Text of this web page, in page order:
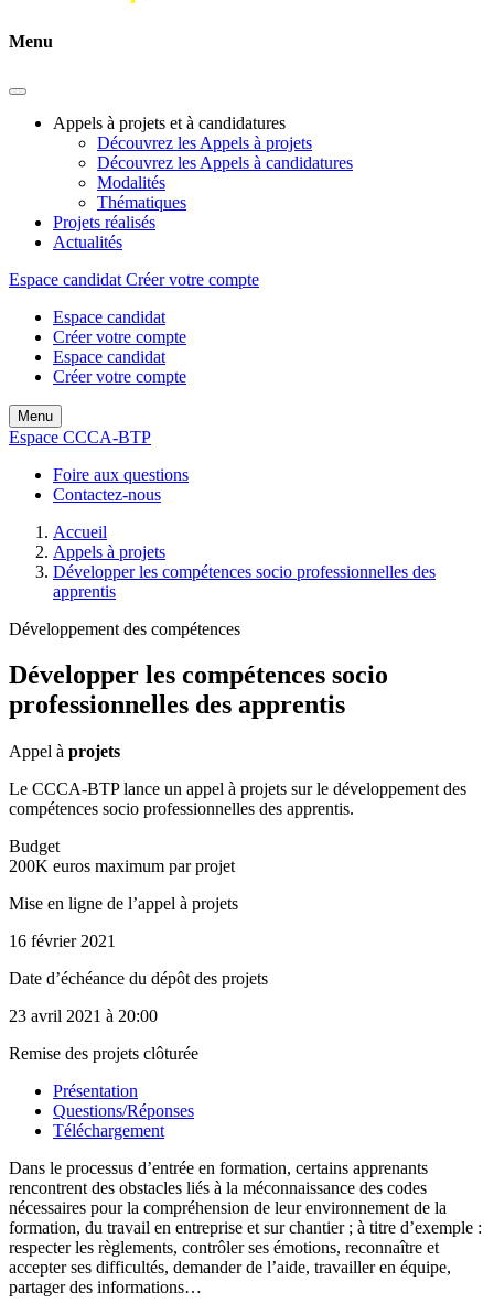
Menu
Appels à projets et à candidatures
Découvrez les Appels à projets
Découvrez les Appels à candidatures
Modalités
Thématiques
Projets réalisés
Actualités
Espace candidat Créer votre compte
Espace candidat
Créer votre compte
Espace candidat
Créer votre compte
Menu
Espace CCCA-BTP
Foire aux questions
Contactez-nous
Accueil
Appels à projets
Développer les compétences socio professionnelles des
apprentis
Développement des compétences
Développer les compétences socio
professionnelles des apprentis
Appel à projets
Le CCCA-BTP lance un appel à projets sur le développement des
compétences socio professionnelles des apprentis.
Budget
200K euros maximum par projet
Mise en ligne de l’appel à projets
16 février 2021
Date d’échéance du dépôt des projets
23 avril 2021 à 20:00
Remise des projets clôturée
Présentation
Questions/Réponses
Téléchargement
Dans le processus d’entrée en formation, certains apprenants
rencontrent des obstacles liés à la méconnaissance des codes
nécessaires pour la compréhension de leur environnement de la
formation, du travail en entreprise et sur chantier ; à titre d’exemple :
respecter les règlements, contrôler ses émotions, reconnaître et
accepter ses difficultés, demander de l’aide, travailler en équipe,
partager des informations…